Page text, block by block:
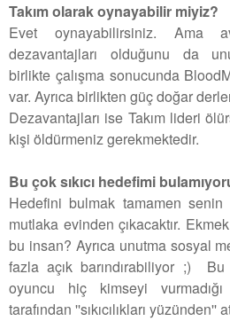
Takım olarak oynayabilir miyiz?
Evet oynayabilirsiniz. Ama
dezavantajları olduğunu da
birlikte çalışma sonucunda
var. Ayrıca birlikten güç doğar
Dezavantajları ise Takım lideri
kişi öldürmeniz gerekmektedir.
Bu çok sıkıcı hedefimi
Hedefini bulmak tamamen
mutlaka evinden çıkacaktır.
bu insan? Ayrıca unutma sosyal
fazla açık barındırabiliyor ;)
oyuncu hiç kimseyi
tarafından ''sıkıcılıkları yüzünden''